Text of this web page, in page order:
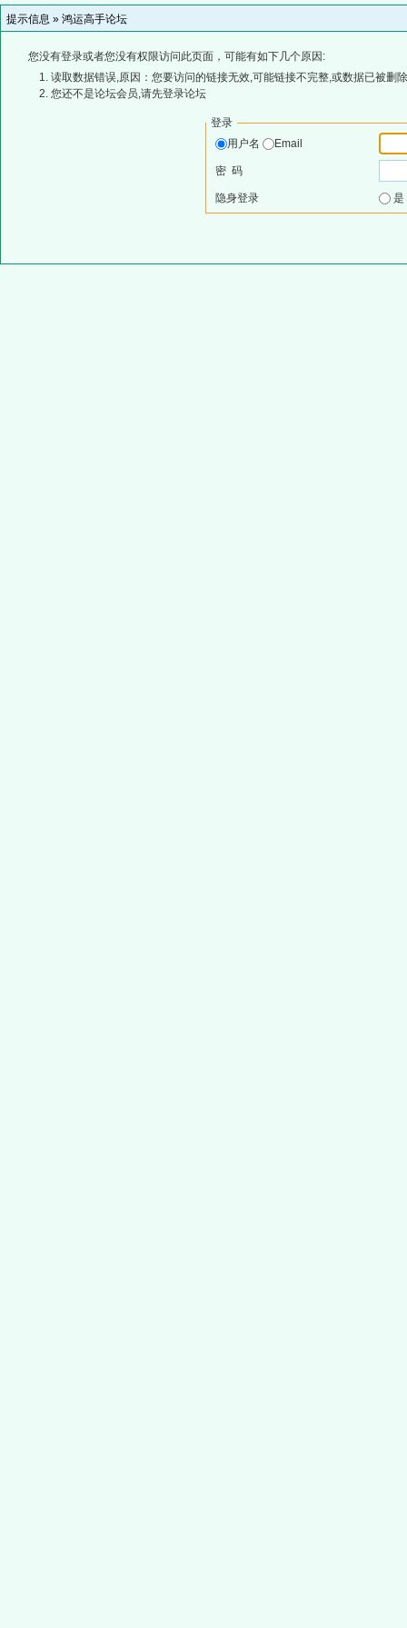
提示信息 » 鸿运高手论坛
您没有登录或者您没有权限访问此页面，可能有如下几个原因:
读取数据错误,原因：您要访问的链接无效,可能链接不完整,或数据已被删
您还不是论坛会员,请先登录论坛
登录
用户名
Email
密 码
隐身登录